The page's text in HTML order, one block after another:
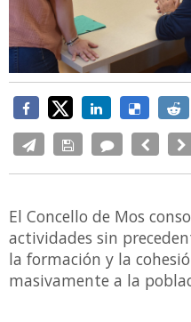
El Concello de Mos
actividades sin
la formación y la
masivamente a la